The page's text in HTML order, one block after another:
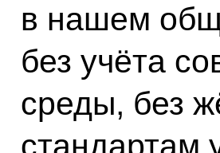
в нашем
без учёта
среды, без